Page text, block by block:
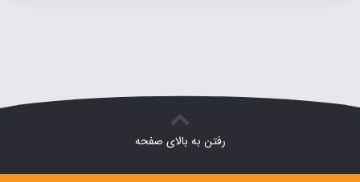
رفتن به بالای صفحه